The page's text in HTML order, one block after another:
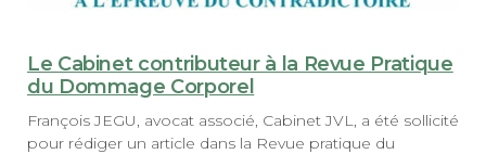
Le Cabinet contributeur à la Revue Pratique
du Dommage Corporel
François JEGU, avocat associé, Cabinet JVL, a été sollicité
pour rédiger un article dans la Revue pratique du